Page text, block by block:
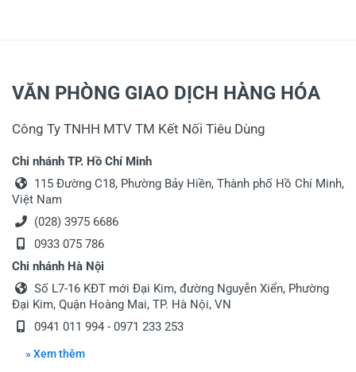
VĂN PHÒNG GIAO DỊCH HÀNG HÓA
Công Ty TNHH MTV TM Kết Nối Tiêu Dùng
Chi nhánh TP. Hồ Chí Minh
115 Đường C18, Phường Bảy Hiền, Thành phố Hồ Chí Minh,
Việt Nam
(028) 3975 6686
0933 075 786
Chi nhánh Hà Nội
Số L7-16 KĐT mới Đại Kim, đường Nguyễn Xiển, Phường
Đại Kim, Quận Hoàng Mai, TP. Hà Nội, VN
0941 011 994 - 0971 233 253
» Xem thêm